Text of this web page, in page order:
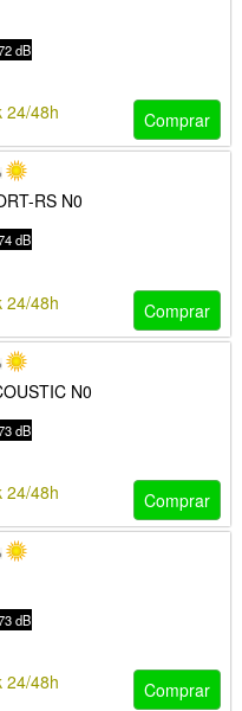
dB
Comprar
24/48h
RS N0
dB
Comprar
24/48h
N0
dB
Comprar
24/48h
dB
Comprar
24/48h